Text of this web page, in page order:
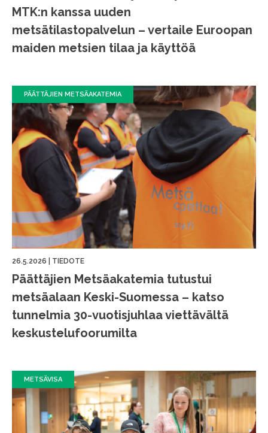
MTK:n kanssa uuden
metsätilastopalvelun – vertaile Euroopan
maiden metsien tilaa ja käyttöä
PÄÄTTÄJIEN METSÄAKATEMIA
26.5.2026 TIEDOTE
Päättäjien Metsäakatemia tutustui
metsäalaan Keski-Suomessa – katso
tunnelmia 30-vuotisjuhlaa viettävältä
keskustelufoorumilta
METSÄVISA